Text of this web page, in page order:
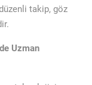
takip, göz
Uzman